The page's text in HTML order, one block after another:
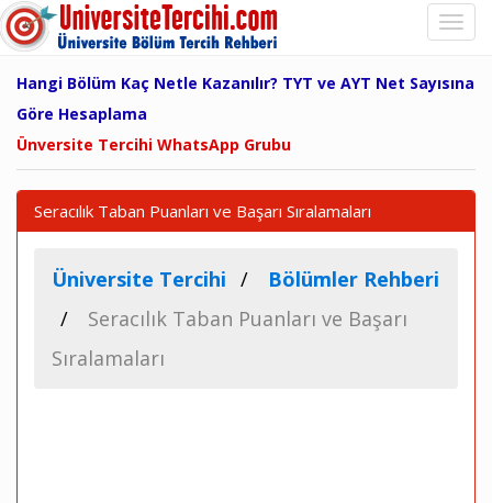
Hangi Bölüm Kaç Netle Kazanılır? TYT ve AYT Net Sayısına
Göre Hesaplama
Ünversite Tercihi WhatsApp Grubu
Seracılık Taban Puanları ve Başarı Sıralamaları
Üniversite Tercihi
Bölümler Rehberi
Seracılık Taban Puanları ve Başarı
Sıralamaları